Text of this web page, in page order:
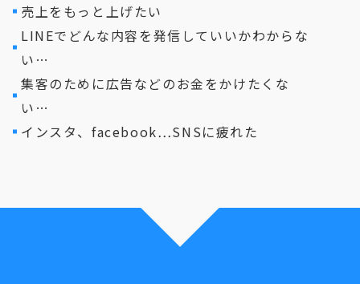
売上をもっと上げたい
LINEでどんな内容を発信していいかわからな
い…
集客のために広告などのお金をかけたくな
い…
インスタ、facebook…SNSに疲れた